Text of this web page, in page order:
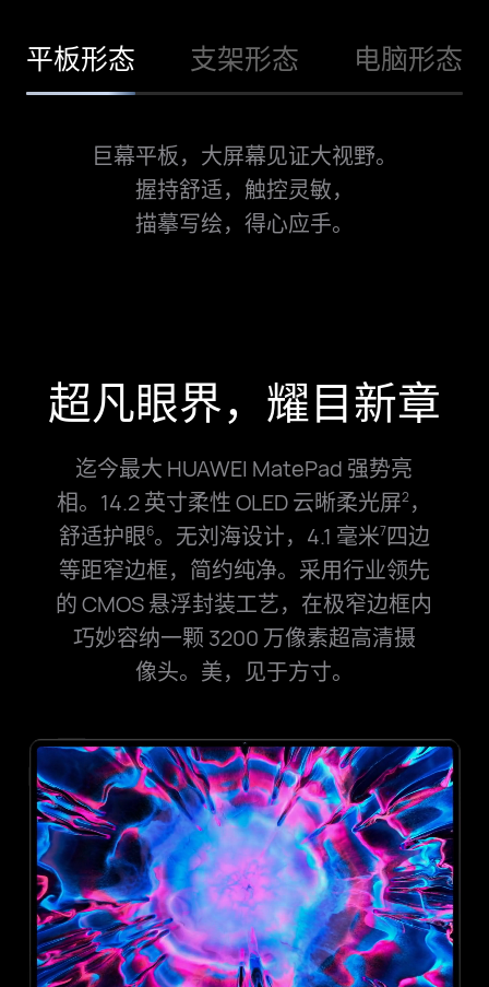
平板形态 支架形态 电脑形态
巨幕平板，大屏幕见证大视野。
握持舒适，触控灵敏，
描摹写绘，得心应手。
超凡眼界，耀目新章
迄今最大 HUAWEI MatePad 强势亮
相。14.2 英寸柔性 OLED 云晰柔光屏2，
舒适护眼6。无刘海设计，4.1 毫米7四边
等距窄边框，简约纯净。采用行业领先
的 CMOS 悬浮封装工艺，在极窄边框内
巧⁠妙容纳一颗 3200 万像素超⁠高⁠清摄
像⁠头。美，见于方寸。